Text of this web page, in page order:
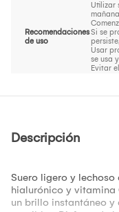
Recomendaciones
de uso
Utilizar
Si se
Usar
se usa
Evitar
Descripción
Suero ligero y
hialurónico y vitamina
un brillo instantáneo y